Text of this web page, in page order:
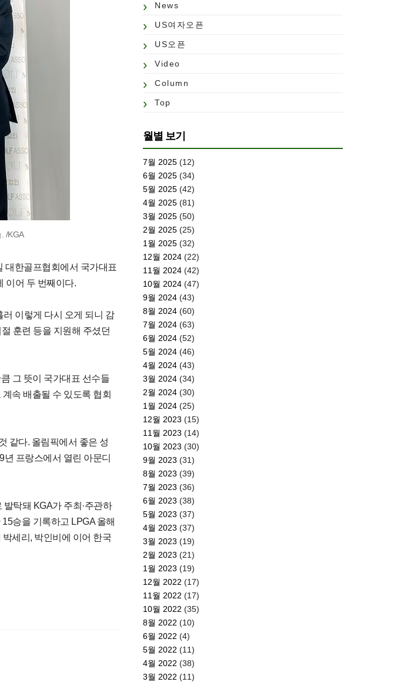
/KGA
대한골프협회에서 국가대표
이어 두 번째이다.
이렇게 다시 오게 되니 감
훈련 등을 지원해 주셨던
그 뜻이 국가대표 선수들
속 배출될 수 있도록 협회
같다. 올림픽에서 좋은 성
년 프랑스에서 열린 아문디
탁돼 KGA가 주최·주관하
승을 기록하고 LPGA 올해
세리, 박인비에 이어 한국
News
US여자오픈
US오픈
Video
Column
Top
월별 보기
7월 2025 (12)
6월 2025 (34)
5월 2025 (42)
4월 2025 (81)
3월 2025 (50)
2월 2025 (25)
1월 2025 (32)
12월 2024 (22)
11월 2024 (42)
10월 2024 (47)
9월 2024 (43)
8월 2024 (60)
7월 2024 (63)
6월 2024 (52)
5월 2024 (46)
4월 2024 (43)
3월 2024 (34)
2월 2024 (30)
1월 2024 (25)
12월 2023 (15)
11월 2023 (14)
10월 2023 (30)
9월 2023 (31)
8월 2023 (39)
7월 2023 (36)
6월 2023 (38)
5월 2023 (37)
4월 2023 (37)
3월 2023 (19)
2월 2023 (21)
1월 2023 (19)
12월 2022 (17)
11월 2022 (17)
10월 2022 (35)
8월 2022 (10)
6월 2022 (4)
5월 2022 (11)
4월 2022 (38)
3월 2022 (11)